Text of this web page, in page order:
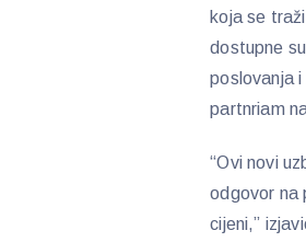
koja se
dostupne
poslovanja
partnriam
“Ovi novi
odgovor na
cijeni,”